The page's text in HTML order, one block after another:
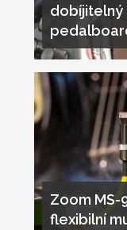
dobíjitelný
Zoom MS-
flexibilní